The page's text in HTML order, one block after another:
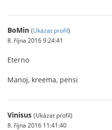
BoMin (Ukázat profil)
8. října 2016 9:24:41
Eterno
Manoj, kreema, pensi
Vinisus (Ukázat profil)
8. října 2016 11:41:40